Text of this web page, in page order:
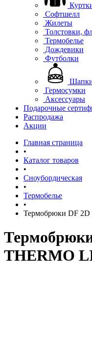
Софтшелл
Жилеты
Толстовки,
Термобелье
Дождевики
Футболки
Гермосумки
Аксессуары
Подарочные
Распродажа
Акции
Главная страница
•
Каталог товаров
•
Сноубордическая
•
Термобелье
•
Термобрюки DF
THERMO